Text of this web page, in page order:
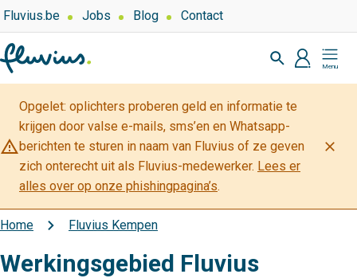
Overslaan
en
naar
de
inhoud
gaan
Top
navigation
Over
Fluvius.be Jobs Blog Contact
Zoeken
profiel
Mijn
Fluvius
warning_amber
Opgelet: oplichters proberen geld en informatie te
krijgen door valse e-mails, sms’en en Whatsapp-
berichten te sturen in naam van Fluvius of ze geven
zich onterecht uit als Fluvius-medewerker. Lees er
alles over op onze phishingpagina’s.
close
Kruimelpad
Home Fluvius Kempen
Werkingsgebied Fluvius